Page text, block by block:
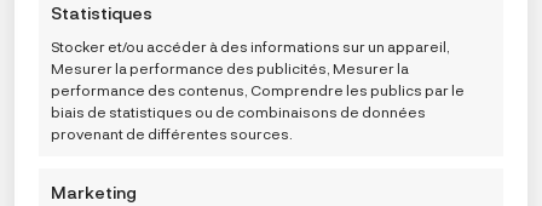
publicités (non-) personnalisées. Ne pas consentir ou
fonctionnalités et fonctions.
utilisant les boutons de la politique de cookies, ou en
cliquant sur l’onglet de gestion du consentement en bas de
l’écran.
Statistiques
Stocker et/ou accéder à des informations sur un appareil,
Mesurer la performance des publicités, Mesurer la
performance des contenus, Comprendre les publics par le
biais de statistiques ou de combinaisons de données
provenant de différentes sources.
Marketing
suncobran/čašu koja se kupuje odvojeno i prilagođena
je modelu kolica;
za iCandy Peach